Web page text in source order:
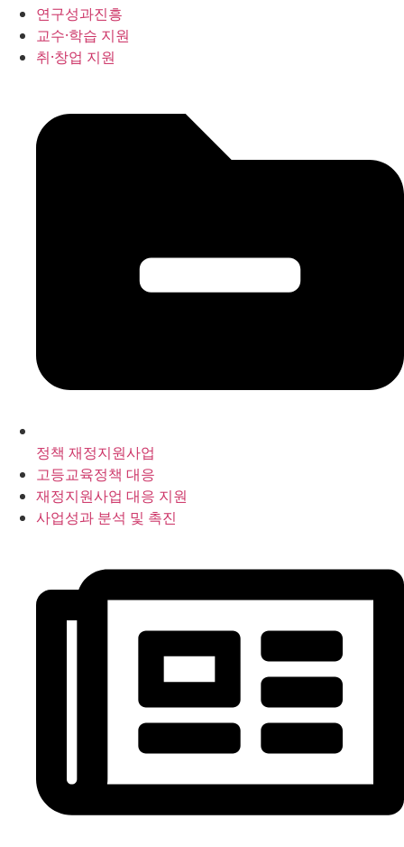
연구성과진흥
교수·학습 지원
취·창업 지원
정책 재정지원사업
고등교육정책 대응
재정지원사업 대응 지원
사업성과 분석 및 촉진